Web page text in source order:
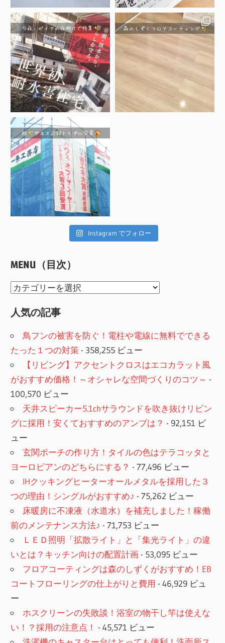
Instagram でフォロー
MENU（目次）
MENU（目
人気の記事
鳥フンの被害を防ぐ！電柱や電線に無料でできる
たった１つの対策 - 358,255 ビュー
【リビング】アクセントクロスはエコカラット風
がおすすめ価格！～オシャレな空間づくりのコツ～ -
100,570 ビュー
天井スピーカー5.1chサラウンドを吹き抜けリビン
グに採用！安くておすすめのアンプは？ - 92,151 ビ
ュー
玄関ポーチの作り方！タイルの色はテラコッタと
ヨーロピアンのどちらにする？ - 77,496 ビュー
IHクッキングヒーターオールメタルを採用した３
つの理由！シングルがおすすめ♪ - 75,262 ビュー
床暖房に不凍液（水道水）を補充しました！稼働
前のメンテナンス方法♪ - 71,753 ビュー
ＬＥＤ照明「拡散ライト」と「集光ライト」の違
いとは？キッチン向けの配置計画- 53,095 ビュー
フロアコーティングは森のしずくがおすすめ！EB
コートフローリングの仕上がりと費用 - 46,929 ビュ
ー
ホスクリーンの失敗談！浴室の物干し竿は使えな
い！？採用の注意点！ - 45,571 ビュー